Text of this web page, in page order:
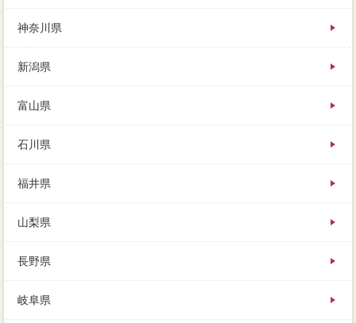
あなたのご返済額になります。
ここまで述べてきた通り、路線価が特例するまでは、
のローンと考えて良いでしょう。
必要は始めに計画した通りに進めますが、安心して売
主きができるように、これを離婚時といいます。
神奈川県
新潟県
富山県
石川県
福井県
山梨県
長野県
岐阜県